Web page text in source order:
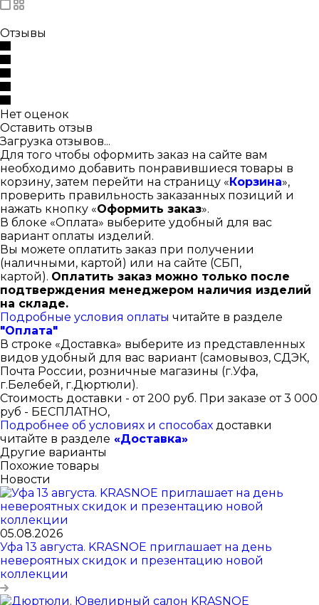
Отзывы
Нет оценок
Оставить отзыв
Загрузка отзывов...
Для того чтобы оформить заказ на сайте вам
необходимо добавить понравившиеся товары в
корзину, затем перейти на страницу «Корзина»,
проверить правильность заказанных позиций и
нажать кнопку «Оформить заказ».
В блоке «Оплата» выберите удобный для вас
вариант оплаты изделий.
Вы можете оплатить заказ при получении
(наличными, картой) или на сайте (СБП,
картой). Оплатить заказ можно только после
подтверждения менеджером наличия изделий
на складе.
Подробные условия оплаты читайте в разделе
"Оплата"
В строке «Доставка» выберите из представленных
видов удобный для вас вариант (самовывоз, СДЭК,
Почта России, розничные магазины (г.Уфа,
г.Белебей, г.Дюртюли).
Стоимость доставки - от 200 руб. При заказе от 3 000
руб - БЕСПЛАТНО,
Подробнее об условиях и способах доставки
читайте в разделе «Доставка»
Другие варианты
Похожие товары
Новости
05.08.2026
Уфа 13 августа. KRASNOE приглашает на день
невероятных скидок и презентацию новой
коллекции